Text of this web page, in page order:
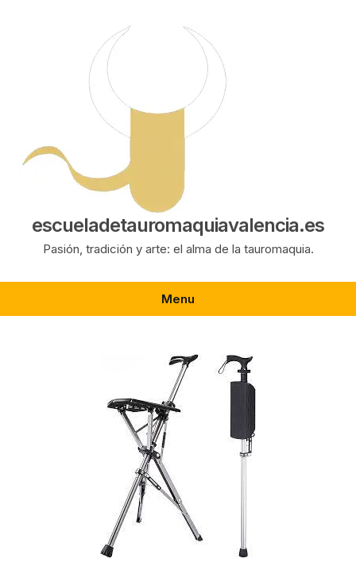
escueladetauromaquiavalencia.es
Pasión, tradición y arte: el alma de la tauromaquia.
Menu